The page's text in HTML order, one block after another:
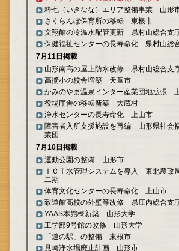
粋七（いきなな）エリア整備事業 山形
さくらんぼ保育所の移転 東根市
文翔館の冷温水配管更新 県村山総合支
保健福祉センターの長寿命化 県村山総
7月11日掲載
山形南高の屋上防水改修 県村山総合支
高擶小の校舎増築 天童市
かみのやま温泉インター産業団地拡張
役場庁舎の移転新築 大蔵村
浄水センターの長寿命化 上山市
障害者入所支援施設を再編 山形県社会
業団
7月10日掲載
運動公園の整備 山形市
ＩＣＴ水管理システムを導入 東北農政
二期
体育文化センターの長寿命化 上山市
致道館高校の外壁等改修 県庄内総合支
YAAS本館棟新築 山形大学
工学部9号館の改修 山形大学
「道の駅」の整備 東根市
見崎浄水場廃止計画 山形市